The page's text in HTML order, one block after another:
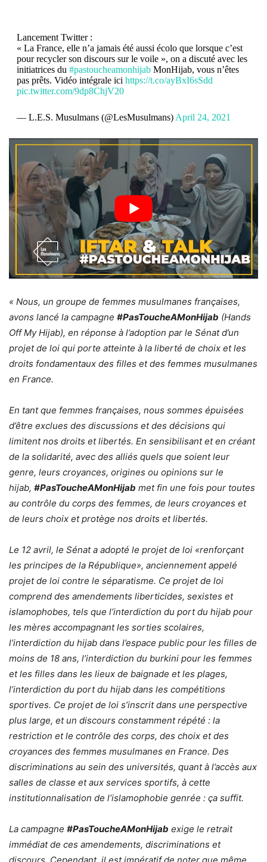
Lancement Twitter :
« La France, elle n’a jamais été aussi écolo que lorsque c’est
pour recycler son discours sur le voile », on a discuté avec les
initiatrices du #pastoucheamonhijabMonHijab, vous n’êtes
pas prêts. Vidéo intégrale ici https://t.co/ayBxI6sSdd
pic.twitter.com/9dp8ChjV20
— L.E.S. Musulmans (@LesMusulmans) April 24, 2021
« Nous, un groupe de femmes musulmanes françaises,
avons lancé la campagne #PasToucheAMonHijab (Hands
Off My Hijab), en réponse à l’adoption par le Sénat d’un
projet de loi qui porte atteinte à la liberté de choix et les
droits fondamentaux des filles et des femmes musulmanes
en France.
En tant que femmes françaises, nous sommes épuisées
d’être exclues des discussions et des décisions qui
limitent nos droits et libertés. En sensibilisant et en créant
de la solidarité, avec des alliés quels que soient leur
genre, leurs croyances, origines ou opinions sur le
hijab, #PasToucheAMonHijab met fin une fois pour toutes
au contrôle du corps des femmes, de leurs croyances et
de leurs choix et protège nos droits et libertés.
Le 12 avril, le Sénat a adopté le projet de loi «renforçant
les principes de la République», anciennement appelé
projet de loi contre le séparatisme. Ce projet de loi
comprend des amendements liberticides, sexistes et
islamophobes, tels que l’interdiction du port du hijab pour
les mères accompagnant les sorties scolaires,
l’interdiction du hijab dans l’espace public pour les filles de
moins de 18 ans, l’interdiction du burkini pour les femmes
et les filles dans les lieux de baignade et les plages,
l’interdiction du port du hijab dans les compétitions
sportives. Ce projet de loi s’inscrit dans une perspective
plus large, et un discours constamment répété : la
restriction et le contrôle des corps, des choix et des
croyances des femmes musulmanes en France. Des
discriminations au sein des universités, quant à l’accès aux
salles de classe et aux services sportifs, à cette
institutionnalisation de l’islamophobie genrée : ça suffit.
La campagne #PasToucheAMonHijab exige le retrait
immédiat de ces amendements, discriminations et